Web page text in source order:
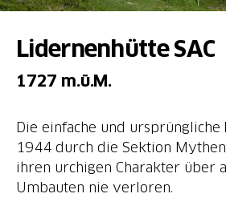
Lidernenhütte SAC
1727 m.ü.M.
Die einfache und
1944 durch die Sektion
ihren urchigen Charakter über
Umbauten nie verloren.